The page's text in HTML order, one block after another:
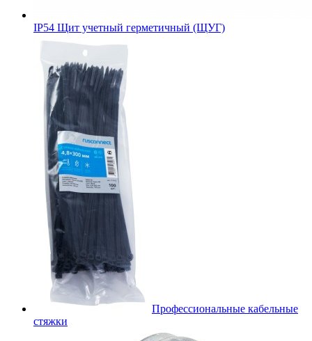
IP54 Щит учетный герметичный (ЩУГ)
Профессиональные кабельные
стяжки